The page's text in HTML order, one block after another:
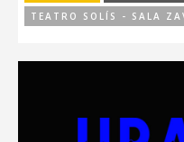
TEATRO SOLÍS - SALA